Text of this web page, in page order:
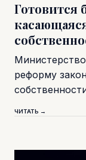
Готовится
реформу
ЧИТАТЬ →